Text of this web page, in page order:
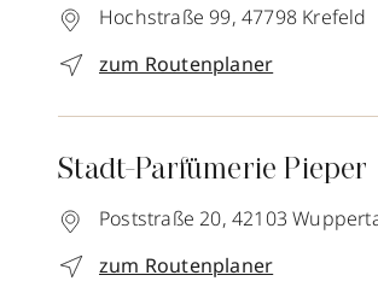
Hochstraße 99, 47798 Krefeld
zum Routenplaner
Stadt-Parfümerie Pieper
Poststraße 20, 42103
zum Routenplaner